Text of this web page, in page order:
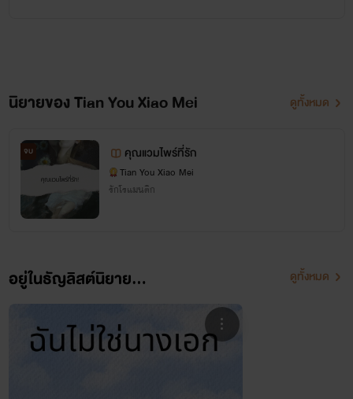
นิยายของ Tian You Xiao Mei ดูทั้งหมด
จบ คุณแวมไพร์ที่รัก
Tian You Xiao Mei
รักโรแมนติก
อยู่ในธัญลิสต์นิยาย... ดูทั้งหมด